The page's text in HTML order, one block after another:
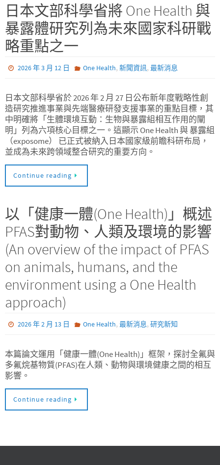
日本文部科學省將 One Health 與
暴露體研究列為未來國家科研戰
略重點之一
2026 年 3 月 12 日 One Health, 新聞資訊, 最新消息
日本文部科學省於 2026 年 2 月 27 日公布新年度戰略性創
造研究推進事業與先端醫療研發支援事業的重點目標，其
中明確將「生體環境互動：生物與暴露組相互作用的闡
明」列為六項核心目標之一。這顯示 One Health 與 暴露組
（exposome） 已正式被納入日本國家級前瞻科研布局，
並成為未來跨領域整合研究的重要方向。
Continue reading
以「健康一體(One Health)」概述
PFAS對動物、人類及環境的影響
(An overview of the impact of PFAS
on animals, humans, and the
environment using a One Health
approach)
2026 年 2 月 13 日 One Health, 最新消息, 研究新知
本篇論文運用「健康一體(One Health)」框架，探討全氟與
多氟烷基物質(PFAS)在人類、動物與環境健康之間的相互
影響。
Continue reading